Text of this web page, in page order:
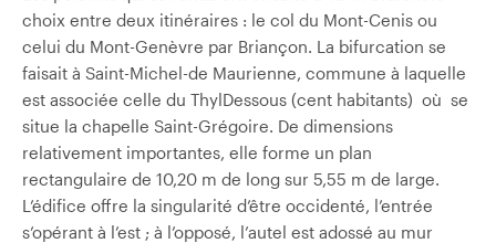
choix entre deux itinéraires : le col du Mont-Cenis ou
celui du Mont-Genèvre par Briançon. La bifurcation se
faisait à Saint-Michel-de­ Maurienne, commune à laquelle
est associée celle du Thyl­Dessous (cent habitants) où se
situe la chapelle Saint-Grégoire. De dimensions
relativement importantes, elle forme un plan
rectangulaire de 10,20 m de long sur 5,55 m de large.
L’édifice offre la singularité d’être occidenté, l’entrée
s’opérant à l’est ; à l’opposé, l’autel est adossé au mur